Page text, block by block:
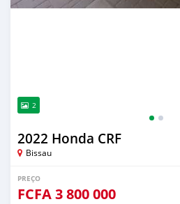
2
2022 Honda CRF
Bissau
PREÇO
FCFA3 800 000